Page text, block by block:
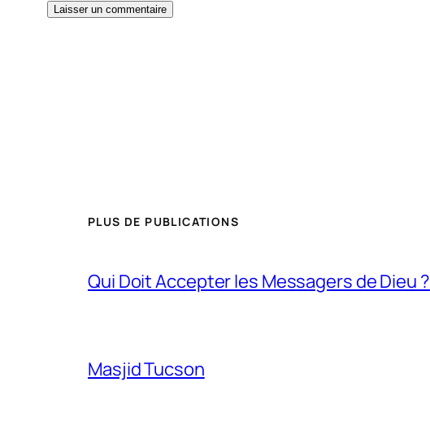
PLUS DE PUBLICATIONS
Qui Doit Accepter les Messagers de Dieu ?
Masjid Tucson